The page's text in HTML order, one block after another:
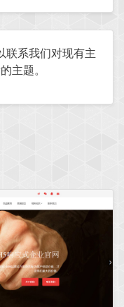
联系我们对现有主
主题。